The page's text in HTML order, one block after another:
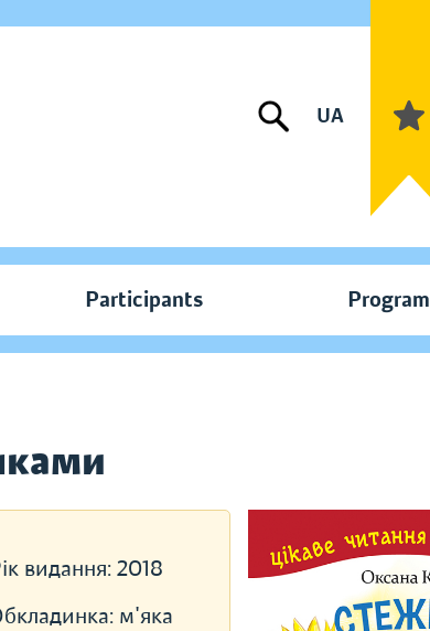
UA
Participants Program
видання: 2018
м'яка